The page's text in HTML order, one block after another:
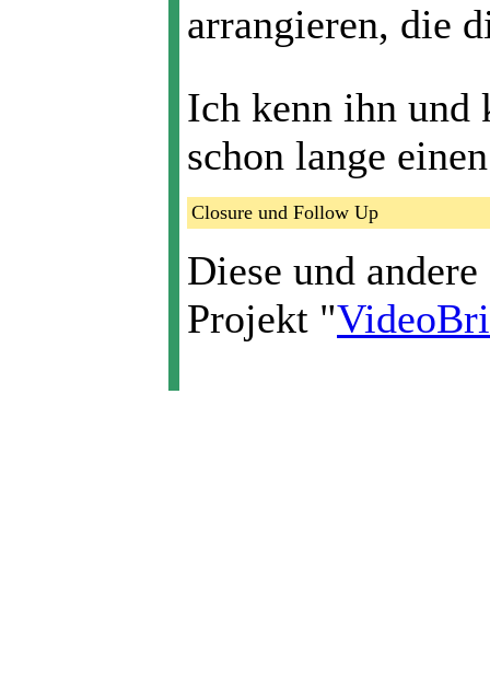
arrangieren, die
Ich kenn ihn und
schon lange
Closure und Follow Up
Diese und
Projekt "